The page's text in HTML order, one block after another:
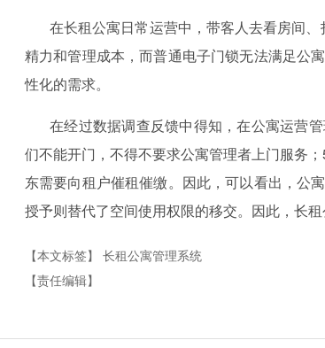
在长租公寓日常运营中，带客人去看房间
精力和管理成本，而普通电子门锁无法满足公
性化的需求。
在经过数据调查反馈中得知，在公寓运营管
们不能开门，不得不要求公寓管理者上门服务；
东需要向租户催租催缴。因此，可以看出，公
授予则替代了空间使用权限的移交。因此，长
【本文标签】 长租公寓管理系统
【责任编辑】